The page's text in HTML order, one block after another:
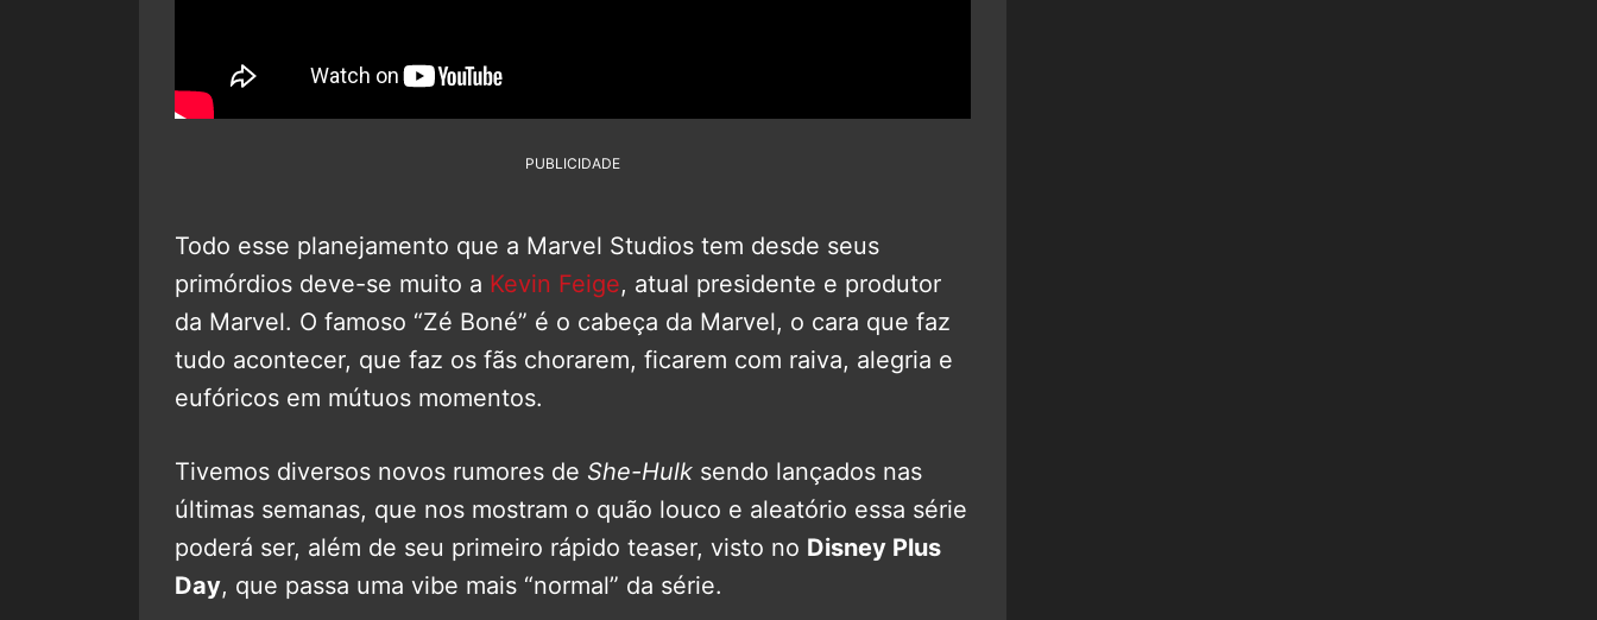
PUBLICIDADE
Todo esse planejamento que a Marvel Studios tem desde seus
primórdios deve-se muito a Kevin Feige, atual presidente e produtor
da Marvel. O famoso “Zé Boné” é o cabeça da Marvel, o cara que faz
tudo acontecer, que faz os fãs chorarem, ficarem com raiva, alegria e
eufóricos em mútuos momentos.
Tivemos diversos novos rumores de She-Hulk sendo lançados nas
últimas semanas, que nos mostram o quão louco e aleatório essa série
poderá ser, além de seu primeiro rápido teaser, visto no Disney Plus
Day, que passa uma vibe mais “normal” da série.